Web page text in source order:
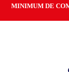
MINIMUM DE